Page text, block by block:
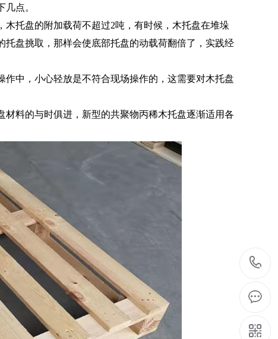
点。
托盘的附加载荷不超过2吨，有时候，木托盘在堆垛
盘挑取，那样会使底部托盘的动载荷翻倍了，实践经
中，小心轻放是不符合现场操作的，这需要对木托盘
料的与时俱进，新型的共聚物丙稀木托盘逐渐适用各